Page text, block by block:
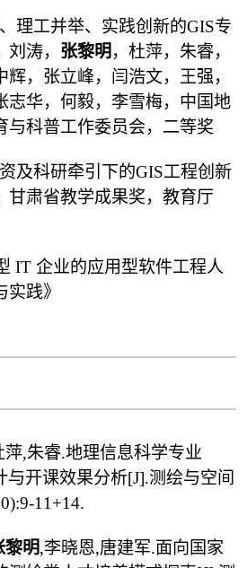
理工并举、实践创新的GIS专
涛， 张黎明 ，杜萍，朱睿，
，张立峰，闫浩文，王强，
志华，何毅，李雪梅，中国地
与科普工作委员会，二等奖
及科研牵引下的GIS工程创新
甘肃省教学成果奖，教育厅
IT 企业的应用型软件工程人
践》
萍,朱睿.地理信息科学专业
与开课效果分析[J].测绘与空间
11+14.
黎明,李晓恩,唐建军.面向国家